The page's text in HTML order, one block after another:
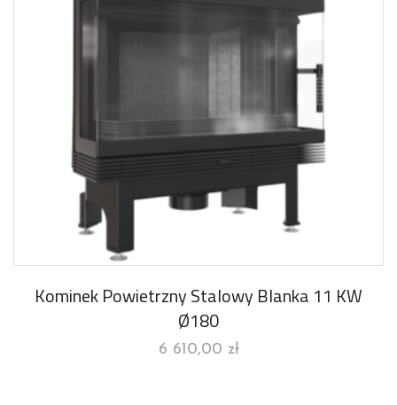
Kominek Powietrzny Stalowy Blanka 11 KW
Ø180
6 610,00 zł